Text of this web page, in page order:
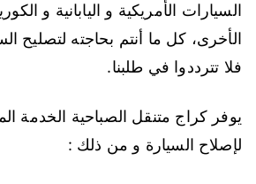
السيارات الأمريكية و اليابانية و
الأخرى، كل ما أنتم بحاجته لتصليح
فلا تترددوا في طلبنا.
يوفر كراج متنقل الصباحية الخدمة
لإصلاح السيارة و من ذلك :